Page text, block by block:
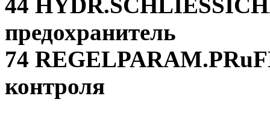
предохранитель
74
контроля